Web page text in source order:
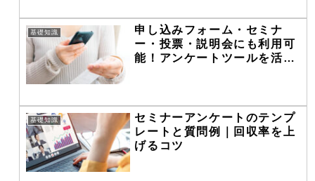
基礎知識
申し込みフォーム・セミナ
ー・投票・説明会にも利用可
能！アンケートツールを活用
基礎知識
セミナーアンケートのテンプ
レートと質問例｜回収率を上
げるコツ